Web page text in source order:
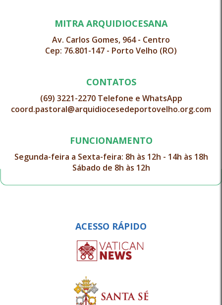
MITRA ARQUIDIOCESANA
Av. Carlos Gomes, 964 - Centro
Cep: 76.801-147 - Porto Velho (RO)
CONTATOS
(69) 3221-2270 Telefone e WhatsApp
coord.pastoral@arquidiocesedeportovelho.org.com
FUNCIONAMENTO
Segunda-feira a Sexta-feira: 8h às 12h - 14h às 18h
Sábado de 8h às 12h
ACESSO RÁPIDO